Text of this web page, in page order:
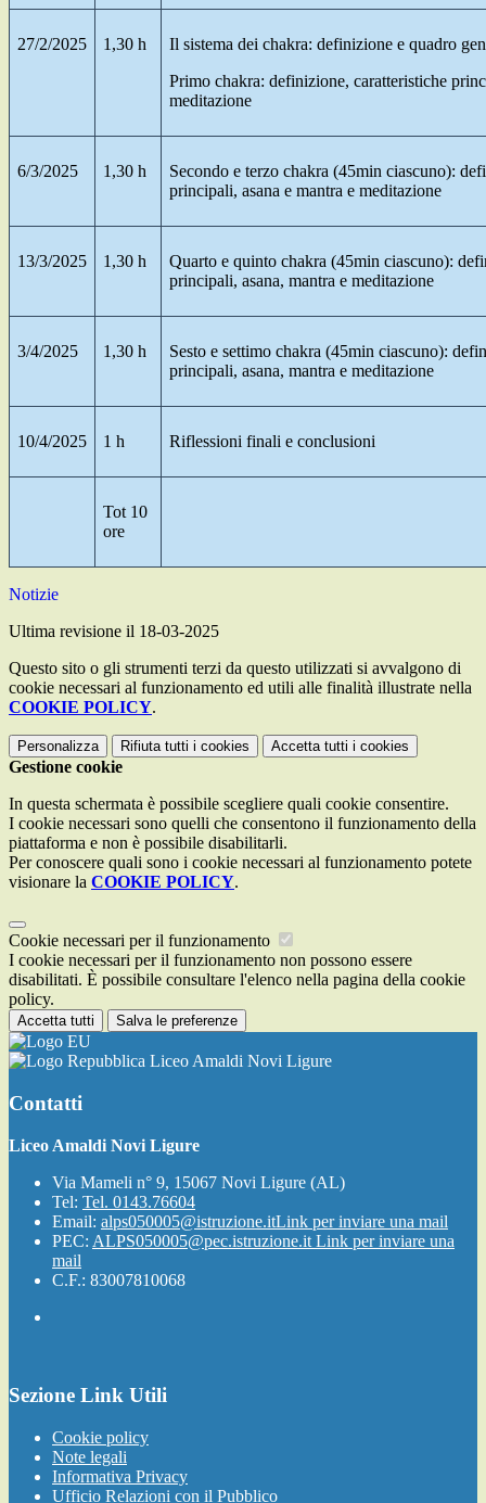
27/2/2025 1,30 h
Il sistema dei chakra: definizione e quadro
Primo chakra: definizione, caratteristiche
meditazione
6/3/2025 1,30 h
Secondo e terzo chakra (45min ciascuno):
principali, asana e mantra e meditazione
13/3/2025 1,30 h
Quarto e quinto chakra (45min ciascuno):
principali, asana, mantra e meditazione
3/4/2025 1,30 h
Sesto e settimo chakra (45min ciascuno):
principali, asana, mantra e meditazione
10/4/2025 1 h Riflessioni finali e conclusioni
Tot 10
ore
Notizie
Ultima revisione il 18-03-2025
Questo sito o gli strumenti terzi da questo utilizzati si avvalgono di
cookie necessari al funzionamento ed utili alle finalità illustrate nella
COOKIE POLICY.
Personalizza Rifiuta tutti i cookies Accetta tutti i cookies
Gestione cookie
In questa schermata è possibile scegliere quali cookie consentire.
I cookie necessari sono quelli che consentono il funzionamento della
piattaforma e non è possibile disabilitarli.
Per conoscere quali sono i cookie necessari al funzionamento potete
visionare la COOKIE POLICY.
Cookie necessari per il funzionamento
I cookie necessari per il funzionamento non possono essere
disabilitati. È possibile consultare l'elenco nella pagina della cookie
policy.
Accetta tutti Salva le preferenze
Liceo Amaldi Novi Ligure
Contatti
Liceo Amaldi Novi Ligure
Via Mameli n° 9, 15067 Novi Ligure (AL)
Tel: Tel. 0143.76604
Email: alps050005@istruzione.itLink per inviare una mail
PEC: ALPS050005@pec.istruzione.it Link per inviare una
mail
C.F.: 83007810068
Sezione Link Utili
Cookie policy
Note legali
Informativa Privacy
Ufficio Relazioni con il Pubblico